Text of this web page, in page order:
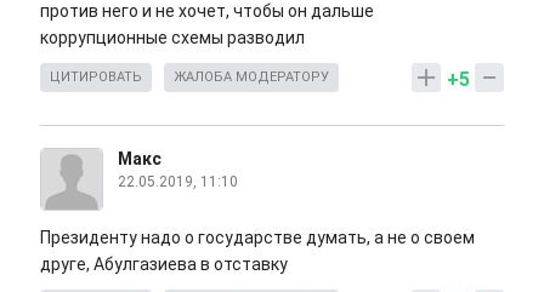
против него и не хочет, чтобы он дальше
коррупционные схемы разводил
+5
ЦИТИРОВАТЬ ЖАЛОБА МОДЕРАТОРУ
Макс
22.05.2019, 11:10
Президенту надо о государстве думать, а не о своем
друге, Абулгазиева в отставку